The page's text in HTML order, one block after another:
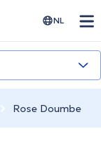
NL
Rose Doumbe